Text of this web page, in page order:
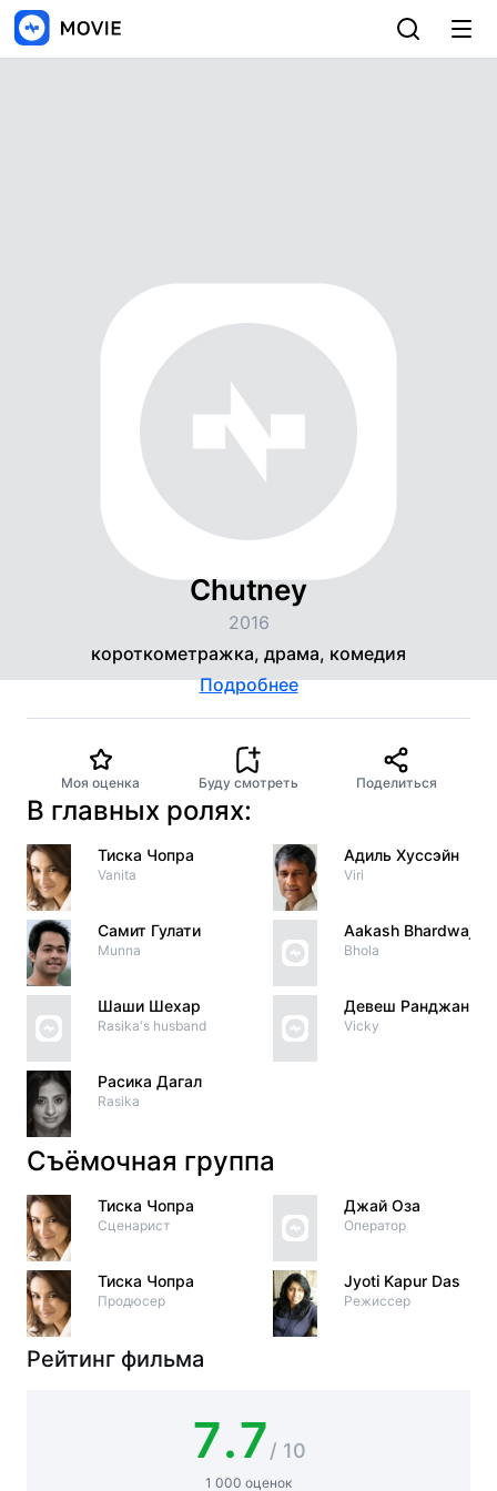
Chutney
2016
короткометражка, драма, комедия
Подробнее
Моя оценка Буду смотреть Поделиться
В главных ролях:
Тиска Чопра
Vanita
Самит Гулати
Munna
Шаши Шехар
Rasika's husband
Расика Дагал
Rasika
Адиль Хуссэйн
Viri
Aakash Bhardwaj
Bhola
Девеш Ранджан
Vicky
Съёмочная группа
Тиска Чопра
Сценарист
Тиска Чопра
Продюсер
Джай Оза
Оператор
Jyoti Kapur Das
Режиссер
Рейтинг фильма
7.7/ 10
1 000 оценок